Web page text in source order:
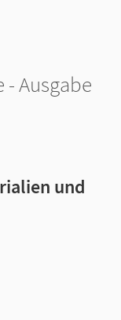
Ausgabe
und